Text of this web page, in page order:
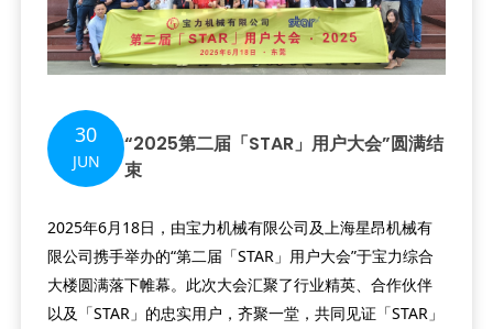
30
JUN
“2025第二届「STAR」用户大会”圆满结
束
2025年6月18日，由宝力机械有限公司及上海星昂机械有
限公司携手举办的“第二届「STAR」用户大会”于宝力综合
大楼圆满落下帷幕。此次大会汇聚了行业精英、合作伙伴
以及「STAR」的忠实用户，齐聚一堂，共同见证「STAR」